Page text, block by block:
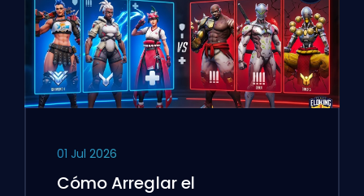
01 Jul 2026
Cómo Arreglar el